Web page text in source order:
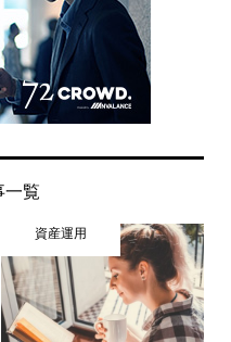
一覧
資産運用